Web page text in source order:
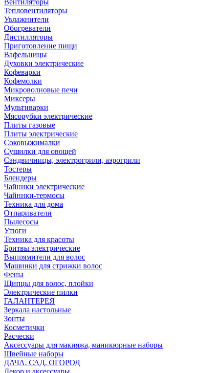
Вентиляторы
Тепловентиляторы
Увлажнители
Обогреватели
Дистилляторы
Приготовление пищи
Вафельницы
Духовки электрические
Кофеварки
Кофемолки
Микроволновые печи
Миксеры
Мультиварки
Мясорубки электрические
Плиты газовые
Плиты электрические
Соковыжималки
Сушилки для овощей
Сэндвичницы, электрогрили, аэрогрили
Тостеры
Блендеры
Чайники электрические
Чайники-термосы
Техника для дома
Отпариватели
Пылесосы
Утюги
Техника для красоты
Бритвы электрические
Выпрямители для волос
Машинки для стрижки волос
Фены
Щипцы для волос, плойки
Электрические пилки
ГАЛАНТЕРЕЯ
Зеркала настольные
Зонты
Косметички
Расчески
Аксессуары для макияжа, маникюрные наборы
Швейные наборы
ДАЧА. САД. ОГОРОД
Декор и аксессуары